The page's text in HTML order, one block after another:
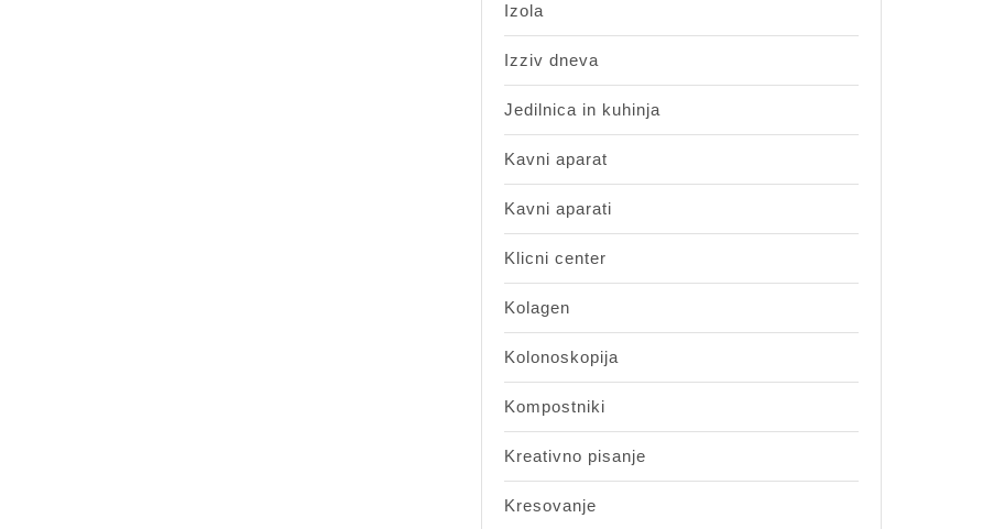
Izola
Izziv dneva
Jedilnica in kuhinja
Kavni aparat
Kavni aparati
Klicni center
Kolagen
Kolonoskopija
Kompostniki
Kreativno pisanje
Kresovanje